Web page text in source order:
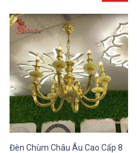
Đèn Chùm Châu Âu Cao Cấp 8